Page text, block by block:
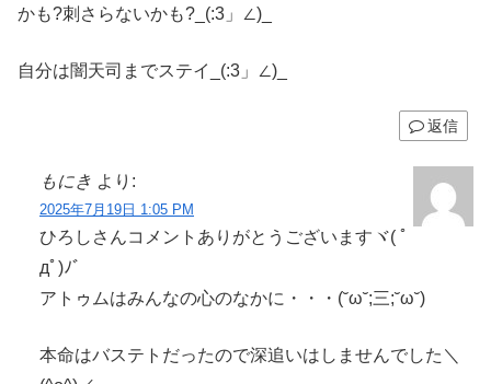
かも?刺さらないかも?_(:3」∠)_
自分は闇天司までステイ_(:3」∠)_
返信
もにき より:
2025年7月19日 1:05 PM
ひろしさんコメントありがとうございますヾ( ﾟ
дﾟ)ﾉ゛
アトゥムはみんなの心のなかに・・・(˘ω˘;三;˘ω˘)
本命はバステトだったので深追いはしませんでした＼